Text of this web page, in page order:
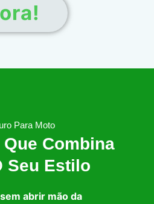
Para Moto
Combina
Seu Estilo
abrir mão da